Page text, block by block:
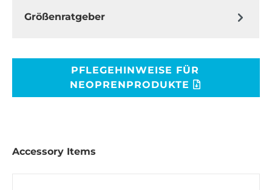
Größenratgeber
PFLEGEHINWEISE FÜR
NEOPRENPRODUKTE
Accessory Items